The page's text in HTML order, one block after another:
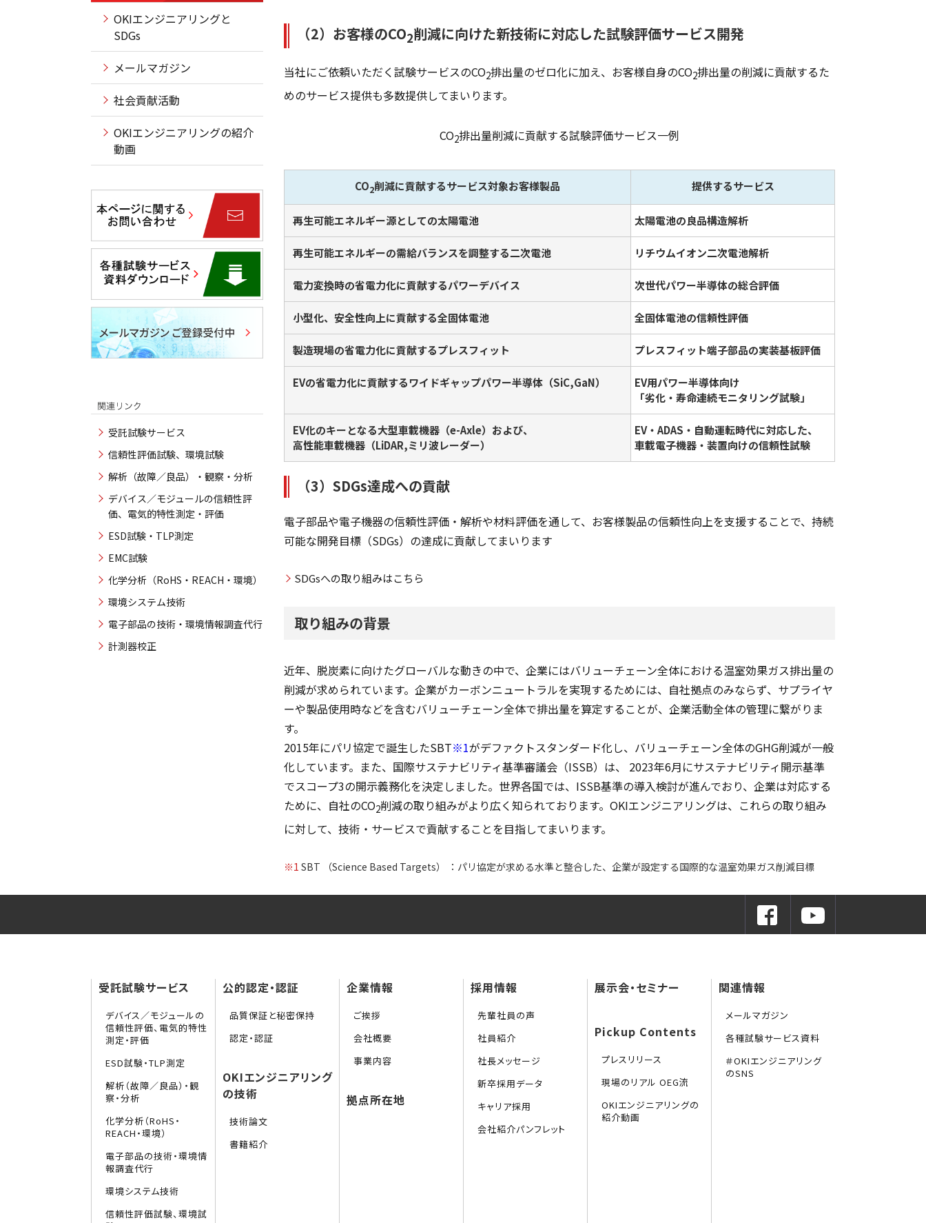
（2）お客様のCO2削減に向けた新技術に対応した試験評価サービス開発
当社にご依頼いただく試験サービスのCO2排出量のゼロ化に加え、お客様自身のCO2排出量の削減に貢献するた
めのサービス提供も多数提供してまいります。
CO2排出量削減に貢献する試験評価サービス一例
CO2削減に貢献するサービス対象お客様製品 提供するサービス
再生可能エネルギー源としての太陽電池 太陽電池の良品構造解析
再生可能エネルギーの需給バランスを調整する二次電池 リチウムイオン二次電池解析
電力変換時の省電力化に貢献するパワーデバイス 次世代パワー半導体の総合評価
小型化、安全性向上に貢献する全固体電池 全固体電池の信頼性評価
製造現場の省電力化に貢献するプレスフィット プレスフィット端子部品の実装基板評価
EVの省電力化に貢献するワイドギャップパワー半導体（SiC,GaN）
EV用パワー半導体向け
「劣化・寿命連続モニタリング試験」
EV化のキーとなる大型車載機器（e-Axle）および、
高性能車載機器（LiDAR,ミリ波レーダー）
EV・ADAS・自動運転時代に対応した、
車載電子機器・装置向けの信頼性試験
（3）SDGs達成への貢献
電子部品や電子機器の信頼性評価・解析や材料評価を通して、お客様製品の信頼性向上を支援することで、持続
可能な開発目標（SDGs）の達成に貢献してまいります
SDGsへの取り組みはこちら
取り組みの背景
近年、脱炭素に向けたグローバルな動きの中で、企業にはバリューチェーン全体における温室効果ガス排出量の
削減が求められています。企業がカーボンニュートラルを実現するためには、自社拠点のみならず、サプライヤ
ーや製品使用時などを含むバリューチェーン全体で排出量を算定することが、企業活動全体の管理に繋がりま
す。
2015年にパリ協定で誕生したSBT※1がデファクトスタンダード化し、バリューチェーン全体のGHG削減が一般
化しています。また、国際サステナビリティ基準審議会（ISSB）は、 2023年6月にサステナビリティ開示基準
でスコープ3の開示義務化を決定しました。世界各国では、ISSB基準の導入検討が進んでおり、企業は対応する
ために、自社のCO2削減の取り組みがより広く知られております。OKIエンジニアリングは、これらの取り組み
に対して、技術・サービスで貢献することを目指してまいります。
※1 SBT （Science Based Targets） ：パリ協定が求める⽔準と整合した、企業が設定する国際的な温室効果ガス削減目標
OKIエンジニアリングと
SDGs
メールマガジン
社会貢献活動
OKIエンジニアリングの紹介
動画
受託試験サービス
信頼性評価試験、環境試験
解析（故障／良品）・観察・分析
デバイス／モジュールの信頼性評
価、電気的特性測定・評価
ESD試験・TLP測定
EMC試験
化学分析（RoHS・REACH・環境）
環境システム技術
電子部品の技術・環境情報調査代行
計測器校正
受託試験サービス
デバイス／モジュールの
信頼性評価、電気的特性
測定・評価
ESD試験・TLP測定
解析（故障／良品）・観
察・分析
化学分析（RoHS・
REACH・環境）
電子部品の技術・環境情
報調査代行
環境システム技術
信頼性評価試験、環境試
公的認定・認証
品質保証と秘密保持
認定・認証
OKIエンジニアリング
の技術
技術論文
書籍紹介
企業情報
ご挨拶
会社概要
事業内容
拠点所在地
採用情報
先輩社員の声
社員紹介
社長メッセージ
新卒採用データ
キャリア採用
会社紹介パンフレット
展示会・セミナー
Pickup Contents
プレスリリース
現場のリアル OEG流
OKIエンジニアリングの
紹介動画
関連情報
メールマガジン
各種試験サービス資料
＃OKIエンジニアリング
のSNS